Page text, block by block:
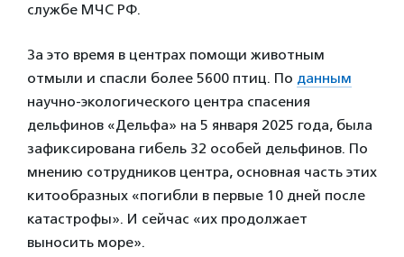
службе МЧС РФ.
За это время в центрах помощи животным
отмыли и спасли более 5600 птиц. По данным
научно-экологического центра спасения
дельфинов «Дельфа» на 5 января 2025 года, была
зафиксирована гибель 32 особей дельфинов. По
мнению сотрудников центра, основная часть этих
китообразных «погибли в первые 10 дней после
катастрофы». И сейчас «их продолжает
выносить море».